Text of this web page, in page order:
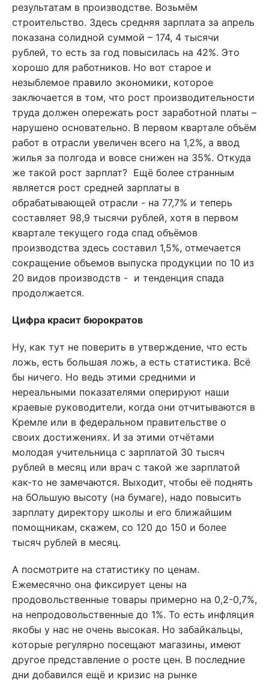
результатам в производстве. Возьмём
строительство. Здесь средняя зарплата за апрель
показана солидной суммой – 174, 4 тысячи
рублей, то есть за год повысилась на 42%. Это
хорошо для работников. Но вот старое и
незыблемое правило экономики, которое
заключается в том, что рост производительности
труда должен опережать рост заработной платы –
нарушено основательно. В первом квартале объём
работ в отрасли увеличен всего на 1,2%, а ввод
жилья за полгода и вовсе снижен на 35%. Откуда
же такой рост зарплат? Ещё более странным
является рост средней зарплаты в
обрабатывающей отрасли - на 77,7% и теперь
составляет 98,9 тысячи рублей, хотя в первом
квартале текущего года спад объёмов
производства здесь составил 1,5%, отмечается
сокращение объемов выпуска продукции по 10 из
20 видов производств - и тенденция спада
продолжается.
Цифра красит бюрократов
Ну, как тут не поверить в утверждение, что есть
ложь, есть большая ложь, а есть статистика. Всё
бы ничего. Но ведь этими средними и
нереальными показателями оперируют наши
краевые руководители, когда они отчитываются в
Кремле или в федеральном правительстве о
своих достижениях. И за этими отчётами
молодая учительница с зарплатой 30 тысяч
рублей в месяц или врач с такой же зарплатой
как-то не замечаются. Выходит, чтобы её поднять
на бОльшую высоту (на бумаге), надо повысить
зарплату директору школы и его ближайшим
помощникам, скажем, со 120 до 150 и более
тысяч рублей в месяц.
А посмотрите на статистику по ценам.
Ежемесячно она фиксирует цены на
продовольственные товары примерно на 0,2-0,7%,
на непродовольственные до 1%. То есть инфляция
якобы у нас не очень высокая. Но забайкальцы,
которые регулярно посещают магазины, имеют
другое представление о росте цен. В последние
дни добавился ещё и кризис на рынке